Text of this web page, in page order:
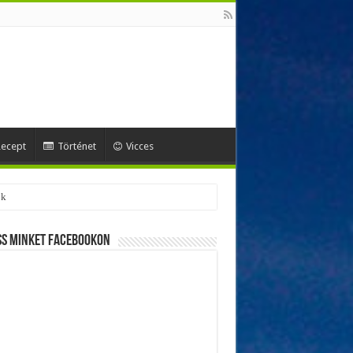
Történet Vicces
minket Facebookon